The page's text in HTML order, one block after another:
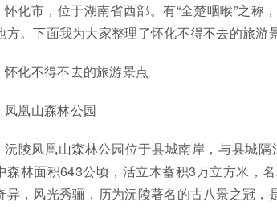
怀化市，位于湖南省西部。有“全楚咽喉”之称
方。下面我为大家整理了怀化不得不去的旅游
怀化不得不去的旅游景点
凤凰山森林公园
沅陵凤凰山森林公园位于县城南岸，与县城
森林面积643公顷，活立木蓄积3万立方米，
异，风光秀骊，历为沅陵著名的古八景之冠，